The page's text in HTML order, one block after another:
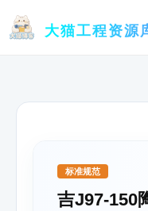
大猫工程资源
标准规范
吉J97-150